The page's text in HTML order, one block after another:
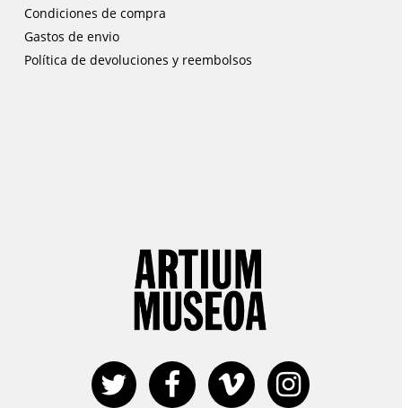
Condiciones de compra
Gastos de envio
Política de devoluciones y reembolsos